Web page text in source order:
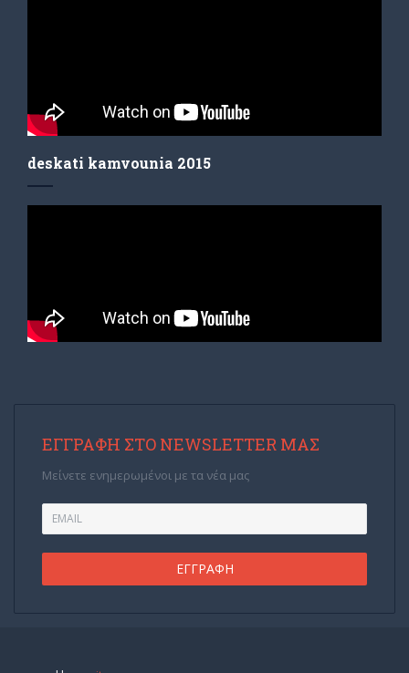
deskati kamvounia 2015
ΕΓΓΡΑΦΉ ΣΤΟ NEWSLETTER ΜΑΣ
Μείνετε ενημερωμένοι με τα νέα μας